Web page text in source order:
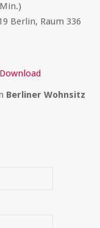
Berlin, Raum 336
Berliner Wohnsitz